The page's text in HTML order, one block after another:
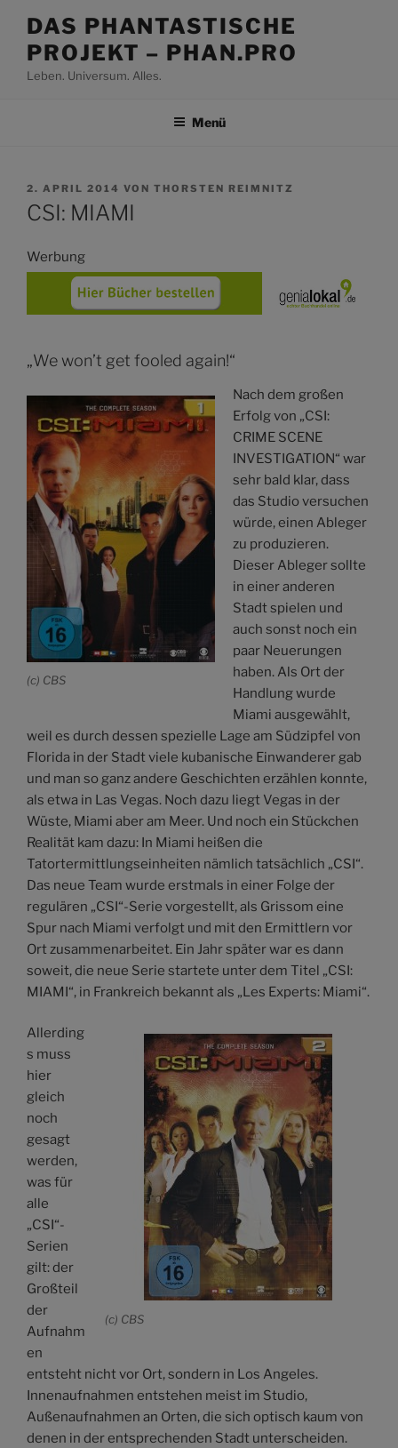
Inhalt
springen
DAS PHANTASTISCHE
PROJEKT – PHAN.PRO
Leben. Universum. Alles.
Menü
VERÖFFENTLICHT
AM
2. APRIL 2014 VON THORSTEN REIMNITZ
CSI: MIAMI
Werbung
„We won’t get fooled again!“
(c) CBS
Nach dem großen
Erfolg von „CSI:
CRIME SCENE
INVESTIGATION“ war
sehr bald klar, dass
das Studio versuchen
würde, einen Ableger
zu produzieren.
Dieser Ableger sollte
in einer anderen
Stadt spielen und
auch sonst noch ein
paar Neuerungen
haben. Als Ort der
Handlung wurde
Miami ausgewählt,
weil es durch dessen spezielle Lage am Südzipfel von
Florida in der Stadt viele kubanische Einwanderer gab
und man so ganz andere Geschichten erzählen konnte,
als etwa in Las Vegas. Noch dazu liegt Vegas in der
Wüste, Miami aber am Meer. Und noch ein Stückchen
Realität kam dazu: In Miami heißen die
Tatortermittlungseinheiten nämlich tatsächlich „CSI“.
Das neue Team wurde erstmals in einer Folge der
regulären „CSI“-Serie vorgestellt, als Grissom eine
Spur nach Miami verfolgt und mit den Ermittlern vor
Ort zusammenarbeitet. Ein Jahr später war es dann
soweit, die neue Serie startete unter dem Titel „CSI:
MIAMI“, in Frankreich bekannt als „Les Experts: Miami“.
(c) CBS
Allerding
s muss
hier
gleich
noch
gesagt
werden,
was für
alle
„CSI“-
Serien
gilt: der
Großteil
der
Aufnahm
en
entsteht nicht vor Ort, sondern in Los Angeles.
Innenaufnahmen entstehen meist im Studio,
Außenaufnahmen an Orten, die sich optisch kaum von
denen in der entsprechenden Stadt unterscheiden.